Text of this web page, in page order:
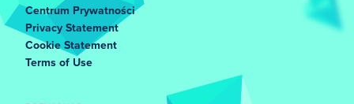
Centrum Prywatności
Privacy Statement
Cookie Statement
Terms of Use